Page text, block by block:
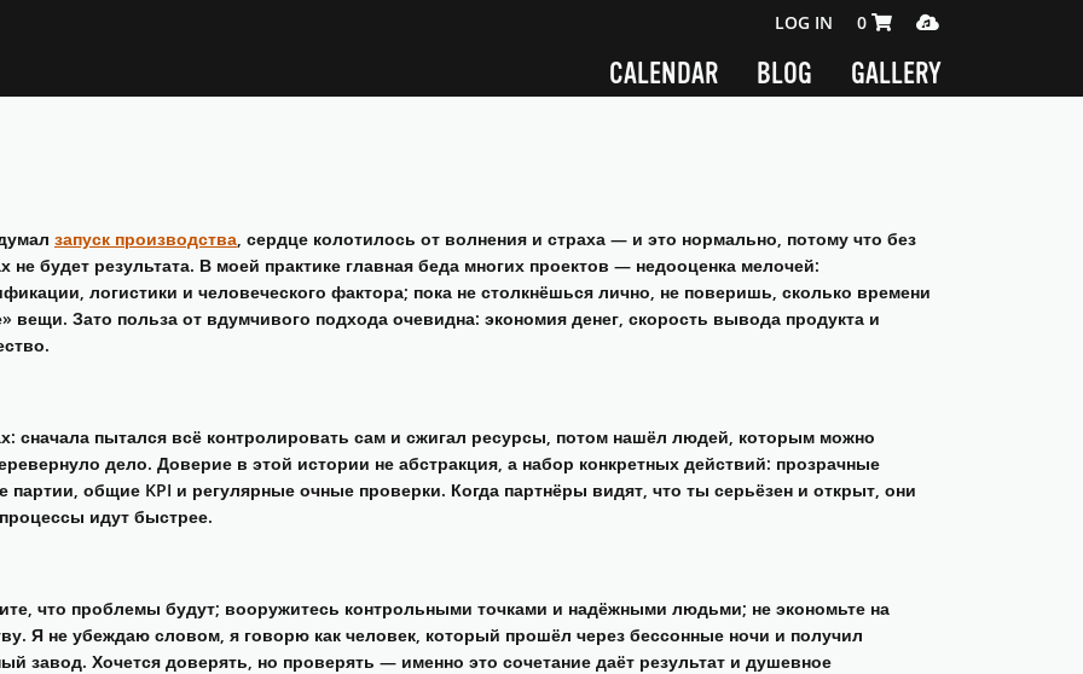
CALENDAR BLOG GALLERY
LOG IN SHOPPING CART 0 ITEMS
0 MEDIA PLAYER
запуск производства, сердце колотилось от волнения и страха — и это нормально, потому что без
будет результата. В моей практике главная беда многих проектов — недооценка мелочей:
логистики и человеческого фактора; пока не столкнёшься лично, не поверишь, сколько времени
вещи. Зато польза от вдумчивого подхода очевидна: экономия денег, скорость вывода продукта и
сначала пытался всё контролировать сам и сжигал ресурсы, потом нашёл людей, которым можно
дело. Доверие в этой истории не абстракция, а набор конкретных действий: прозрачные
партии, общие KPI и регулярные очные проверки. Когда партнёры видят, что ты серьёзен и открыт, они
идут быстрее.
что проблемы будут; вооружитесь контрольными точками и надёжными людьми; не экономьте на
Я не убеждаю словом, я говорю как человек, который прошёл через бессонные ночи и получил
завод. Хочется доверять, но проверять — именно это сочетание даёт результат и душевное